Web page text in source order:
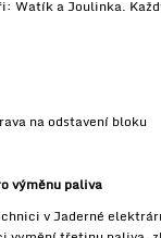
a Joulinka.
na odstavení bloku
výměnu paliva
v Jaderné